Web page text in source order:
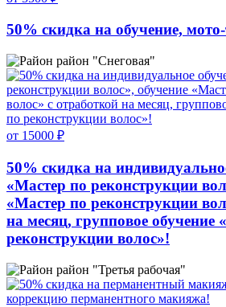
50% скидка на обучение,
район "Снеговая"
от 15000 ₽
50% скидка на
«Мастер по реконструкции
«Мастер по реконструкции
на месяц, групповое обучение
реконструкции волос»!
район "Третья рабочая"